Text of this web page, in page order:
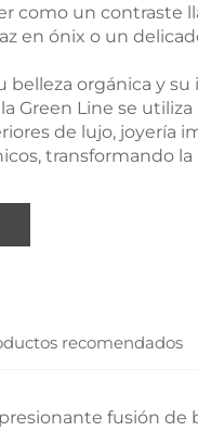
como un contraste
en ónix o un
belleza orgánica y
Green Line se
de lujo, joyería
transformando la
recomendados
fusión de